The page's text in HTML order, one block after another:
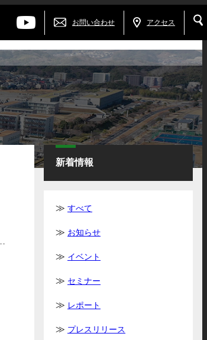
お問い合わせ アクセス
新着情報
すべて
お知らせ
イベント
セミナー
レポート
プレスリリース